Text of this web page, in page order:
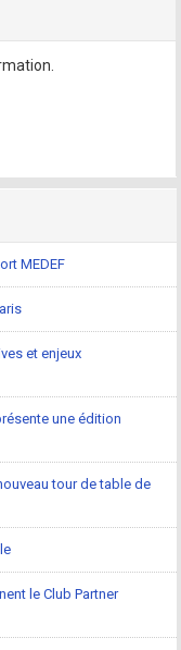
MEDEF
et enjeux
une édition
tour de table de
le Club Partner